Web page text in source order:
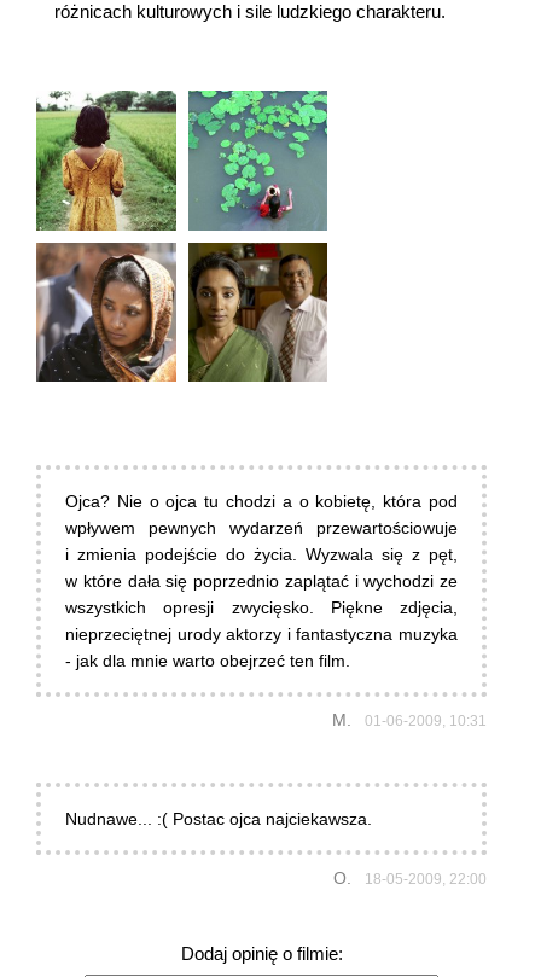
różnicach kulturowych i sile ludzkiego charakteru.
Ojca? Nie o ojca tu chodzi a o kobietę, która pod
wpływem pewnych wydarzeń przewartościowuje
i zmienia podejście do życia. Wyzwala się z pęt,
w które dała się poprzednio zaplątać i wychodzi ze
wszystkich opresji zwycięsko. Piękne zdjęcia,
nieprzeciętnej urody aktorzy i fantastyczna muzyka
- jak dla mnie warto obejrzeć ten film.
M. 01-06-2009, 10:31
Nudnawe... :( Postac ojca najciekawsza.
O. 18-05-2009, 22:00
Dodaj opinię o filmie: